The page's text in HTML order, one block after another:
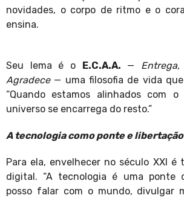
novidades, o corpo de ritmo e o
ensina.
Seu lema é o E.C.A.A. —
Agradece— uma filosofia de vida que
“Quando estamos alinhados com
universo se encarrega do resto.”
A tecnologia como ponte e libertação
Para ela, envelhecer no século XXI é
digital. “A tecnologia é uma ponte
posso falar com o mundo, divulgar